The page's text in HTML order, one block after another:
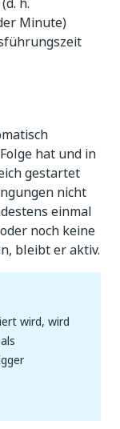
Minute)
hat und in
gestartet
nicht
einmal
noch keine
bleibt er aktiv.
wird, wird